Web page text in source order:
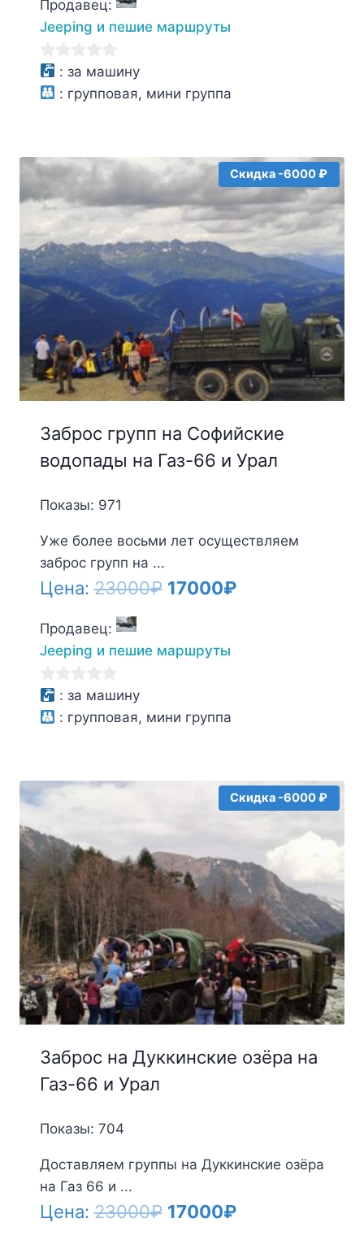
составляла8000₽.
Продавец:
Jeeping и пешие маршруты
0
из
: за машину
: групповая, мини группа
Скидка -6000 ₽
Заброс групп на Софийские
водопады на Газ-66 и Урал
Показы: 971
Уже более восьми лет осуществляем
заброс групп на ...
Цена:23000₽ Первоначальная
составляла
17000₽Текущая
Продавец:
Jeeping и пешие маршруты
0
из
: за машину
: групповая, мини группа
Скидка -6000 ₽
Заброс на Дуккинские озёра на
Газ-66 и Урал
Показы: 704
Доставляем группы на Дуккинские озёра
на Газ 66 и ...
Цена:23000₽ Первоначальная
17000₽Текущая